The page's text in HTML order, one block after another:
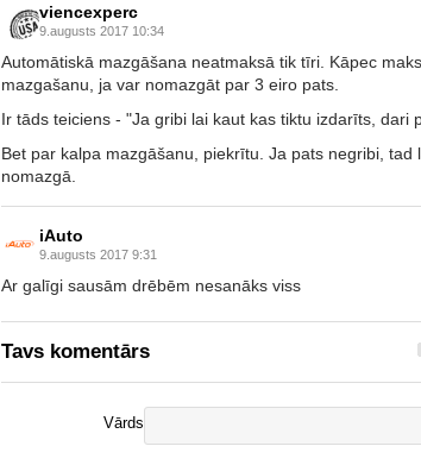
viencexperc
9.augusts 2017 10:34
Automātiskā mazgāšana neatmaksā tik tīri. Kāpec
mazgašanu, ja var nomazgāt par 3 eiro pats.
Ir tāds teiciens - "Ja gribi lai kaut kas tiktu izdarīts, dari
Bet par kalpa mazgāšanu, piekrītu. Ja pats negribi, tad
nomazgā.
iAuto
9.augusts 2017 9:31
Ar galīgi sausām drēbēm nesanāks viss
Tavs komentārs
Vārds